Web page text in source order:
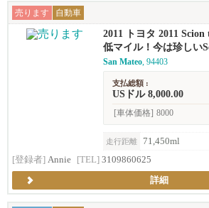
売ります 自動車
2011 トヨタ 2011 Scion
低マイル！今は珍しい
San Mateo, 94403
支払総額 :
USドル 8,000.00
[車体価格] 8000
走行距離
71,450ml
[登録者] Annie [TEL] 3109860625
詳細